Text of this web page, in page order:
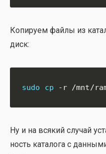
Копи­ру­ем фай­лы из
диск:
sudo cp -r /mnt/
Ну и на вся­кий слу­чай
ность ката­ло­га с